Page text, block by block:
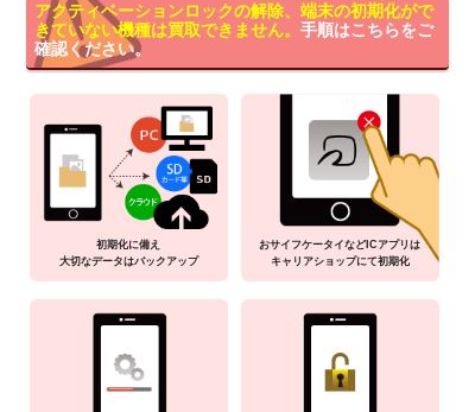
アクティベーションロックの解除、端末の初期化がで
きていない機種は買取できません。 手順はこちらをご
確認ください。
初期化に備え
大切なデータはバックアップ
おサイフケータイなどICアプリは
キャリアショップにて初期化